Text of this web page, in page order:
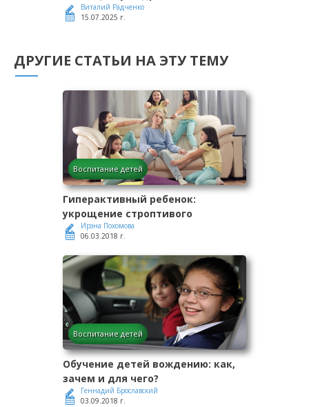
Виталий Радченко
15.07.2025 г.
ДРУГИЕ СТАТЬИ НА ЭТУ ТЕМУ
Воспитание детей
Гиперактивный ребенок:
укрощение строптивого
Ирэна Похомова
06.03.2018 г.
Воспитание детей
Обучение детей вождению: как,
зачем и для чего?
Геннадий Брославский
03.09.2018 г.